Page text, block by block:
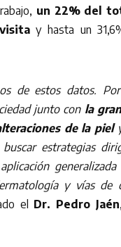
un 22% del
y hasta un
de estos datos.
junto con la
de la piel
estrategias
y vías de
el Dr. Pedro Jaén